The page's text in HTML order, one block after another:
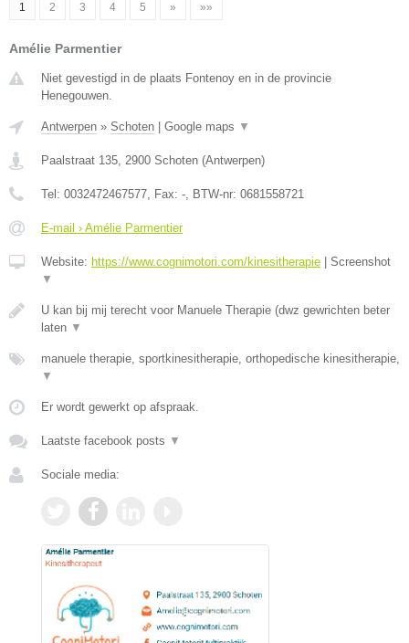
1 2 3 4 5 » »»
Amélie Parmentier
Niet gevestigd in de plaats Fontenoy en in de provincie
Henegouwen.
Antwerpen » Schoten Google maps ▼
Paalstraat 135, 2900 Schoten (Antwerpen)
Tel: 0032472467577, Fax: -, BTW-nr: 0681558721
E-mail › Amélie Parmentier
Website: https://www.cognimotori.com/kinesitherapie
Screenshot
▼
U kan bij mij terecht voor Manuele Therapie (dwz gewrichten beter
laten ▼
manuele therapie, sportkinesitherapie, orthopedische kinesitherapie,
▼
Er wordt gewerkt op afspraak.
Laatste facebook posts ▼
Sociale media: